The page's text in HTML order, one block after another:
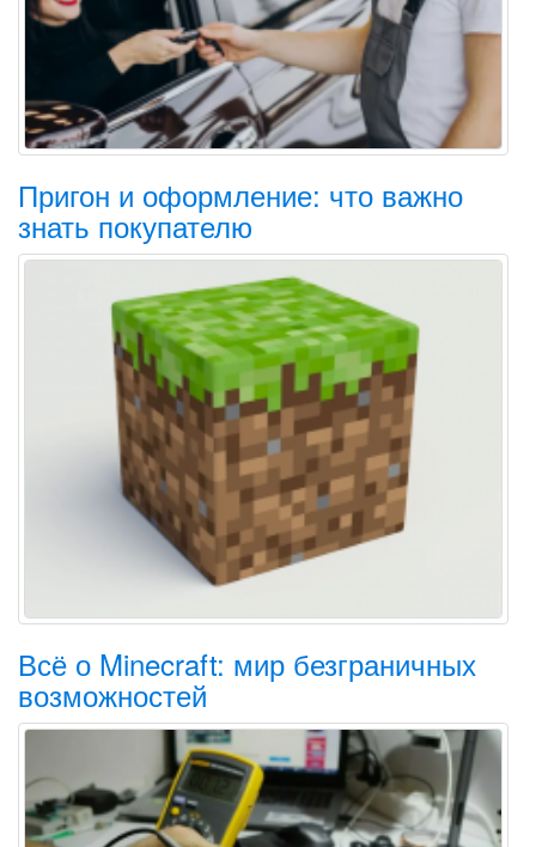
Пригон и оформление: что важно
знать покупателю
Всё о Minecraft: мир безграничных
возможностей